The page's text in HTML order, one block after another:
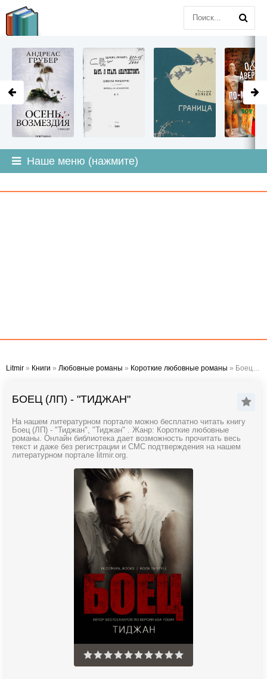
Наше меню (нажмите)
Litmir » Книги » Любовные романы » Короткие любовные романы » Боец (ЛП) - "Тиджан"
БОЕЦ (ЛП) - "ТИДЖАН"
На нашем литературном портале можно бесплатно читать книгу
Боец (ЛП) - "Тиджан", "Тиджан" . Жанр: Короткие любовные
романы. Онлайн библиотека дает возможность прочитать весь
текст и даже без регистрации и СМС подтверждения на нашем
литературном портале litmir.org.
LITMIR.ORG